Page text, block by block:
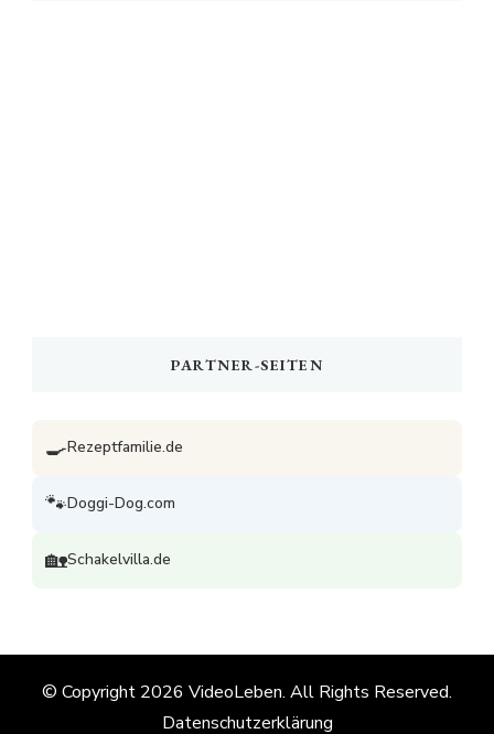
PARTNER-SEITEN
🍳Rezeptfamilie.de
🐾Doggi-Dog.com
🏡Schakelvilla.de
© Copyright 2026 VideoLeben. All Rights Reserved.
Datenschutzerklärung